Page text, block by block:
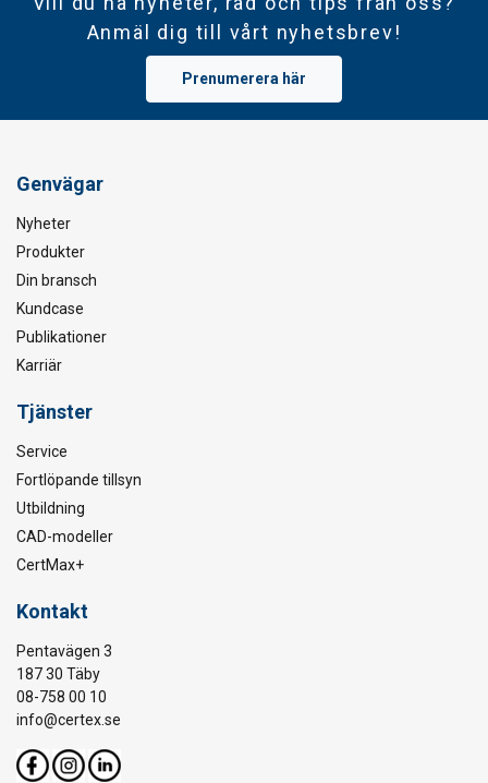
Anmäl dig till vårt nyhetsbrev!
Prenumerera här
Genvägar
Nyheter
Produkter
Din bransch
Kundcase
Publikationer
Karriär
Tjänster
Service
Fortlöpande tillsyn
Utbildning
CAD-modeller
CertMax+
Kontakt
Pentavägen 3
187 30 Täby
08-758 00 10
info@certex.se